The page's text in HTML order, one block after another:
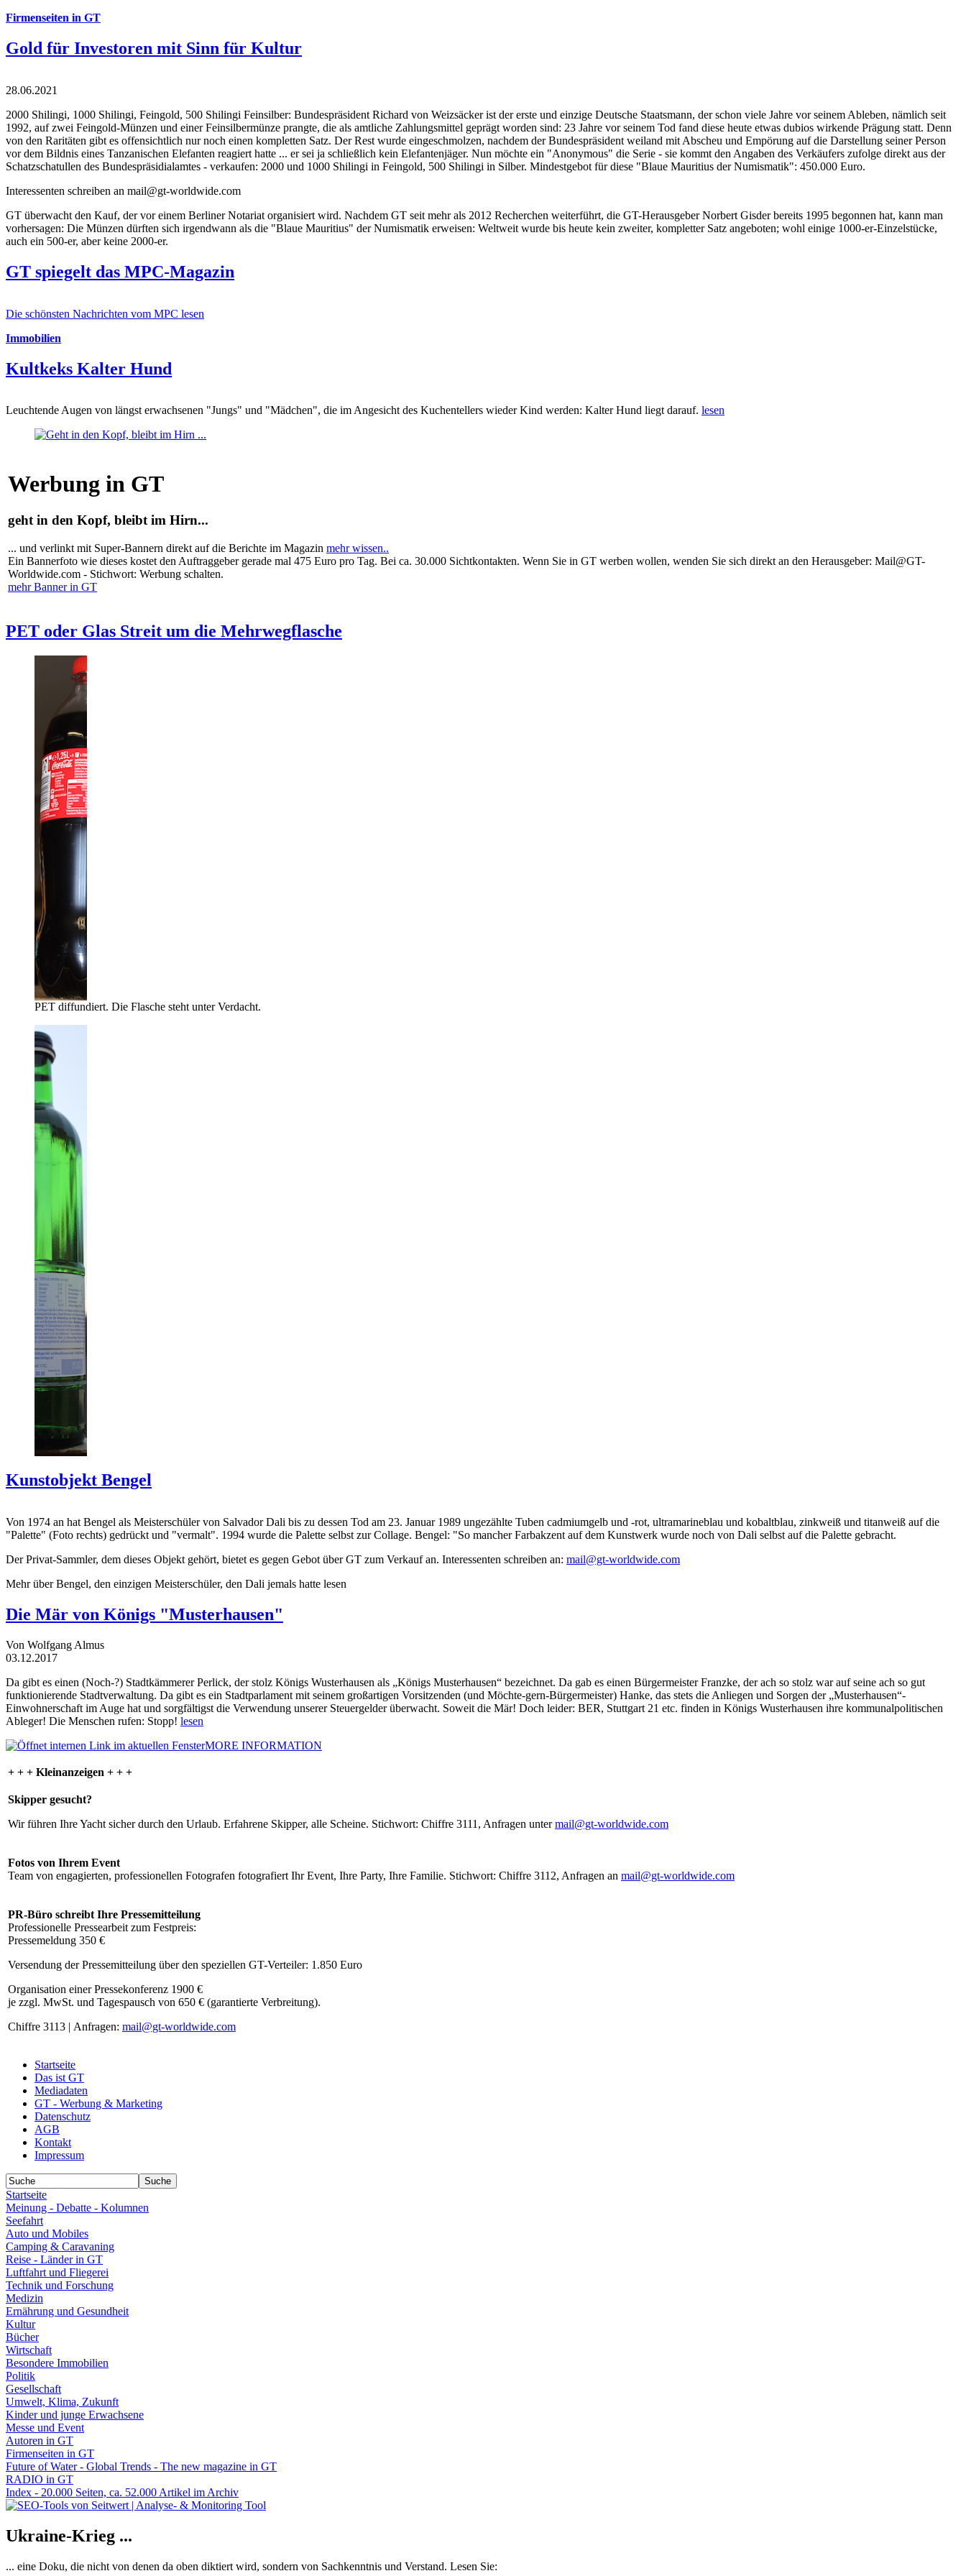
Firmenseiten in GT
Gold für Investoren mit Sinn für Kultur
28.06.2021
2000 Shilingi, 1000 Shilingi, Feingold, 500 Shilingi Feinsilber: Bundespräsident Richard von Weizsäcker ist der erste und einzige Deutsche Staatsmann, der schon viele Jahre vor seinem Ableben, nämlich seit
1992, auf zwei Feingold-Münzen und einer Feinsilbermünze prangte, die als amtliche Zahlungsmittel geprägt worden sind: 23 Jahre vor seinem Tod fand diese heute etwas dubios wirkende Prägung statt. Denn
von den Raritäten gibt es offensichtlich nur noch einen kompletten Satz. Der Rest wurde eingeschmolzen, nachdem der Bundespräsident weiland mit Abscheu und Empörung auf die Darstellung seiner Person
vor dem Bildnis eines Tanzanischen Elefanten reagiert hatte ... er sei ja schließlich kein Elefantenjäger. Nun möchte ein "Anonymous" die Serie - sie kommt den Angaben des Verkäufers zufolge direkt aus der
Schatzschatullen des Bundespräsidialamtes - verkaufen: 2000 und 1000 Shilingi in Feingold, 500 Shilingi in Silber. Mindestgebot für diese "Blaue Mauritius der Numismatik": 450.000 Euro.
Interessenten schreiben an mail@gt-worldwide.com
GT überwacht den Kauf, der vor einem Berliner Notariat organisiert wird. Nachdem GT seit mehr als 2012 Recherchen weiterführt, die GT-Herausgeber Norbert Gisder bereits 1995 begonnen hat, kann man
vorhersagen: Die Münzen dürften sich irgendwann als die "Blaue Mauritius" der Numismatik erweisen: Weltweit wurde bis heute kein zweiter, kompletter Satz angeboten; wohl einige 1000-er-Einzelstücke,
auch ein 500-er, aber keine 2000-er.
GT spiegelt das MPC-Magazin
Die schönsten Nachrichten vom MPC lesen
Immobilien
Kultkeks Kalter Hund
Leuchtende Augen von längst erwachsenen "Jungs" und "Mädchen", die im Angesicht des Kuchentellers wieder Kind werden: Kalter Hund liegt darauf. lesen
Werbung in GT
geht in den Kopf, bleibt im Hirn...
... und verlinkt mit Super-Bannern direkt auf die Berichte im Magazin mehr wissen..
Ein Bannerfoto wie dieses kostet den Auftraggeber gerade mal 475 Euro pro Tag. Bei ca. 30.000 Sichtkontakten. Wenn Sie in GT werben wollen, wenden Sie sich direkt an den Herausgeber: Mail@GT-
Worldwide.com - Stichwort: Werbung schalten.
mehr Banner in GT
PET oder Glas Streit um die Mehrwegflasche
PET diffundiert. Die Flasche steht unter Verdacht.
Kunstobjekt Bengel
Von 1974 an hat Bengel als Meisterschüler von Salvador Dali bis zu dessen Tod am 23. Januar 1989 ungezählte Tuben cadmiumgelb und -rot, ultramarineblau und kobaltblau, zinkweiß und titanweiß auf die
"Palette" (Foto rechts) gedrückt und "vermalt". 1994 wurde die Palette selbst zur Collage. Bengel: "So mancher Farbakzent auf dem Kunstwerk wurde noch von Dali selbst auf die Palette gebracht.
Der Privat-Sammler, dem dieses Objekt gehört, bietet es gegen Gebot über GT zum Verkauf an. Interessenten schreiben an: mail@gt-worldwide.com
Mehr über Bengel, den einzigen Meisterschüler, den Dali jemals hatte lesen
Die Mär von Königs "Musterhausen"
Von Wolfgang Almus
03.12.2017
Da gibt es einen (Noch-?) Stadtkämmerer Perlick, der stolz Königs Wusterhausen als „Königs Musterhausen“ bezeichnet. Da gab es einen Bürgermeister Franzke, der ach so stolz war auf seine ach so gut
funktionierende Stadtverwaltung. Da gibt es ein Stadtparlament mit seinem großartigen Vorsitzenden (und Möchte-gern-Bürgermeister) Hanke, das stets die Anliegen und Sorgen der „Musterhausen“-
Einwohnerschaft im Auge hat und sorgfältigst die Verwendung unserer Steuergelder überwacht. Soweit die Mär! Doch leider: BER, Stuttgart 21 etc. finden in Königs Wusterhausen ihre kommunalpolitischen
Ableger! Die Menschen rufen: Stopp! lesen
MORE INFORMATION
+ + + Kleinanzeigen + + +
Skipper gesucht?
Wir führen Ihre Yacht sicher durch den Urlaub. Erfahrene Skipper, alle Scheine. Stichwort: Chiffre 3111, Anfragen untermail@gt-worldwide.com
Fotos von Ihrem Event
Team von engagierten, professionellen Fotografen fotografiert Ihr Event, Ihre Party, Ihre Familie. Stichwort: Chiffre 3112, Anfragen an mail@gt-worldwide.com
PR-Büro schreibt Ihre Pressemitteilung
Professionelle Pressearbeit zum Festpreis:
Pressemeldung 350 €
Versendung der Pressemitteilung über den speziellen GT-Verteiler: 1.850 Euro
Organisation einer Pressekonferenz 1900 €
je zzgl. MwSt. und Tagespausch von 650 € (garantierte Verbreitung).
Chiffre 3113 | Anfragen: mail@gt-worldwide.com
Startseite
Das ist GT
Mediadaten
GT - Werbung & Marketing
Datenschutz
AGB
Kontakt
Impressum
Startseite
Meinung - Debatte - Kolumnen
Seefahrt
Auto und Mobiles
Camping & Caravaning
Reise - Länder in GT
Luftfahrt und Fliegerei
Technik und Forschung
Medizin
Ernährung und Gesundheit
Kultur
Bücher
Wirtschaft
Besondere Immobilien
Politik
Gesellschaft
Umwelt, Klima, Zukunft
Kinder und junge Erwachsene
Messe und Event
Autoren in GT
Firmenseiten in GT
Future of Water - Global Trends - The new magazine in GT
RADIO in GT
Index - 20.000 Seiten, ca. 52.000 Artikel im Archiv
Ukraine-Krieg ...
... eine Doku, die nicht von denen da oben diktiert wird, sondern von Sachkenntnis und Verstand. Lesen Sie: